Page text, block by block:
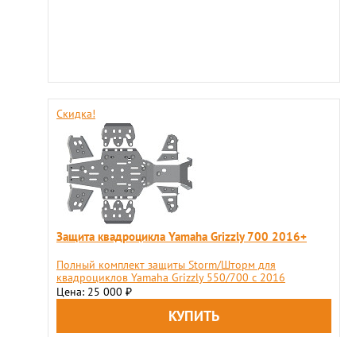
Скидка!
Защита квадроцикла Yamaha Grizzly 700 2016+
Полный комплект защиты Storm/Шторм для
квадроциклов Yamaha Grizzly 550/700 с 2016
Цена: 25 000 ₽